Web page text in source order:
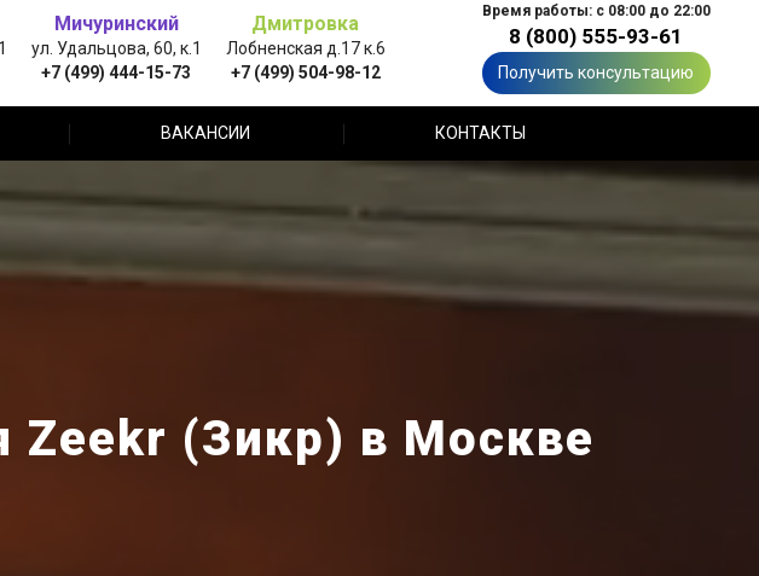
Мичуринский
ул. Удальцова, 60, к.1
+7 (499) 444-15-73
Дмитровка
Лобненская д.17 к.6
+7 (499) 504-98-12
Время работы: с 08:00 до 22:00
8 (800) 555-93-61
Получить консультацию
ВАКАНСИИ КОНТАКТЫ
Zeekr (Зикр) в Москве